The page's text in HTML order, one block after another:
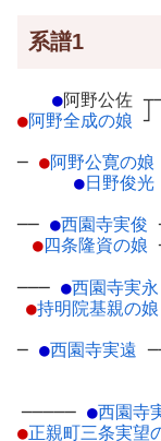
系譜1
●阿野公佐 ┬
●阿野全成の娘 ┘
─ ●阿野公寛の娘
●日野俊光
── ●西園寺実俊
●四条隆資の娘
─── ●西園寺実永
●持明院基親の娘
─ ●西園寺実遠 ─
───── ●西園寺
●正親町三条実望